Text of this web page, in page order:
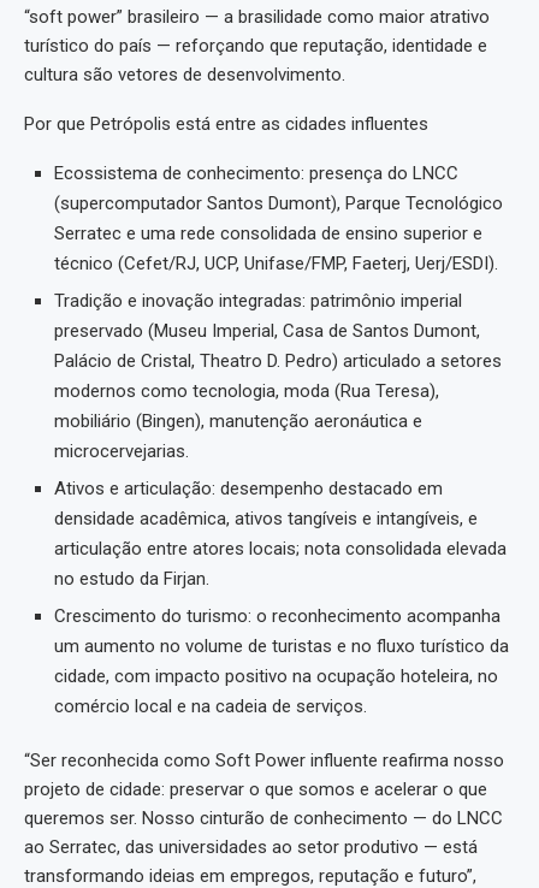
“soft power” brasileiro — a brasilidade como maior atrativo
turístico do país — reforçando que reputação, identidade e
cultura são vetores de desenvolvimento.
Por que Petrópolis está entre as cidades influentes
Ecossistema de conhecimento: presença do LNCC
(supercomputador Santos Dumont), Parque Tecnológico
Serratec e uma rede consolidada de ensino superior e
técnico (Cefet/RJ, UCP, Unifase/FMP, Faeterj, Uerj/ESDI).
Tradição e inovação integradas: patrimônio imperial
preservado (Museu Imperial, Casa de Santos Dumont,
Palácio de Cristal, Theatro D. Pedro) articulado a setores
modernos como tecnologia, moda (Rua Teresa),
mobiliário (Bingen), manutenção aeronáutica e
microcervejarias.
Ativos e articulação: desempenho destacado em
densidade acadêmica, ativos tangíveis e intangíveis, e
articulação entre atores locais; nota consolidada elevada
no estudo da Firjan.
Crescimento do turismo: o reconhecimento acompanha
um aumento no volume de turistas e no fluxo turístico da
cidade, com impacto positivo na ocupação hoteleira, no
comércio local e na cadeia de serviços.
“Ser reconhecida como Soft Power influente reafirma nosso
projeto de cidade: preservar o que somos e acelerar o que
queremos ser. Nosso cinturão de conhecimento — do LNCC
ao Serratec, das universidades ao setor produtivo — está
transformando ideias em empregos, reputação e futuro”,